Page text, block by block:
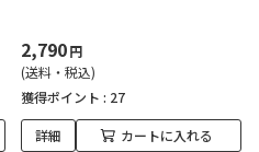
2,790円
(送料・税込)
獲得ポイント : 27
詳細 カートに入れる